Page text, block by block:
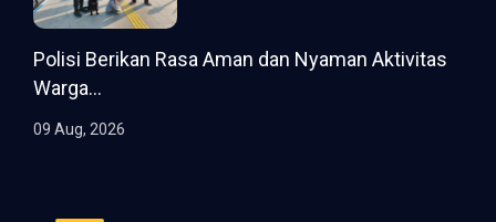
Polisi Berikan Rasa Aman dan Nyaman Aktivitas
Warga...
09 Aug, 2026